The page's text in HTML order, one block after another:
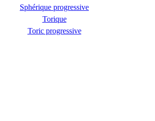
Sphérique progressive
Torique
Toric progressive